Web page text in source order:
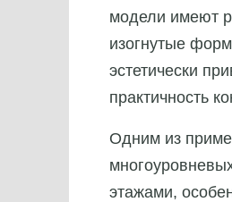
модели имеют
изогнутые
эстетически
практичность
Одним из
этажами,